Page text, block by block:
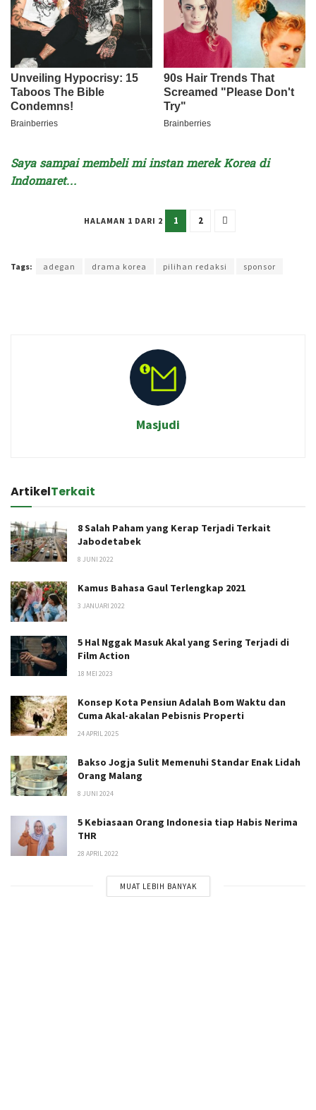
Saya sampai membeli mi instan merek Korea di
Indomaret…
HALAMAN 1 DARI 2 1 2
Tags: adegan drama korea pilihan redaksi sponsor
Masjudi
ArtikelTerkait
8 Salah Paham yang Kerap Terjadi Terkait
Jabodetabek
8 JUNI 2022
Kamus Bahasa Gaul Terlengkap 2021
3 JANUARI 2022
5 Hal Nggak Masuk Akal yang Sering Terjadi di
Film Action
18 MEI 2023
Konsep Kota Pensiun Adalah Bom Waktu dan
Cuma Akal-akalan Pebisnis Properti
24 APRIL 2025
Bakso Jogja Sulit Memenuhi Standar Enak Lidah
Orang Malang
8 JUNI 2024
5 Kebiasaan Orang Indonesia tiap Habis Nerima
THR
28 APRIL 2022
MUAT LEBIH BANYAK